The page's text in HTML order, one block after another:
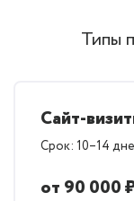
Типы
Сайт-
Срок: 10–14
от 90 000